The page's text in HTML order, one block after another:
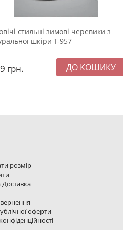
стильні зимові черевики з
шкіри Т-957
грн.
розмір
Доставка
оферти